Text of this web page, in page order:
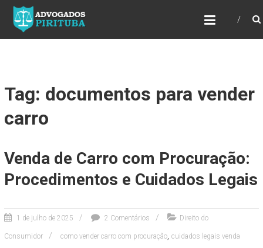
ADVOGADOS PIRITUBA
Precisando de advogado? Entre em contato!
Fazemos toda a assessoria que você
Tag: documentos para vender
carro
Venda de Carro com Procuração:
Procedimentos e Cuidados Legais
1 de julho de 2025 2 Comentários Direito do
Consumidor como vender carro com procuração, cuidados legais venda